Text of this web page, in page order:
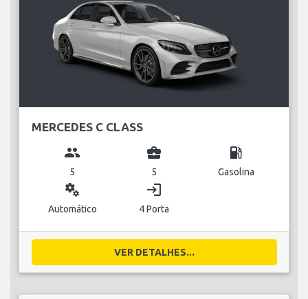
MERCEDES C CLASS
group
5
business_center
5
local_gas_station
Gasolina
miscellaneous_services
Automático
login
4 Porta
VER DETALHES...